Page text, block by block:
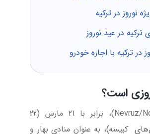
نوروز در ترکیه
در عید نوروز
در ترکیه با اجاره خودرو
است؟
Nevruz/
)، برابر با 21 مارس (22
کبیسه)، به عنوان منادی بهار و